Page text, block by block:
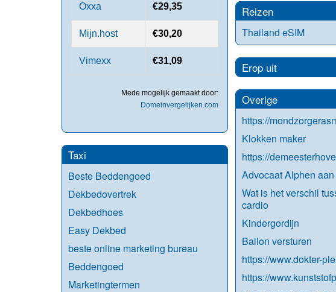
Oxxa €29,35
Mijn.host €30,20
Vimexx €31,09
Mede mogelijk gemaakt door:
Domeinvergelijken.com
Taxi
Beste Beddengoed
Dekbedovertrek
Dekbedhoes
Easy Dekbed
beste online marketing bureau
Beddengoed
Marketingtermen
Reizen
Thailand eSIM
Erop uit
Overige
https://
Klokken maker
https://
Advocaat Alphen
Wat is het verschil
cardio
Kindergordijn
Ballon versturen
https://www.dokter-
https://